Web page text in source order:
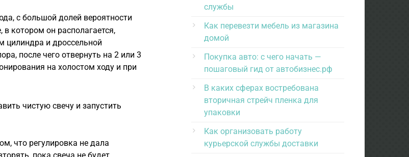
с большой долей вероятности
котором он располагается,
цилиндра и дроссельной
после чего отвернуть на 2 или 3
на холостом ходу и при
чистую свечу и запустить
что регулировка не дала
службы
Как перевезти мебель из магазина
домой
Покупка авто: с чего начать —
пошаговый гид от автобизнес.рф
В каких сферах востребована
вторичная стрейч пленка для
упаковки
Как организовать работу
курьерской службы доставки